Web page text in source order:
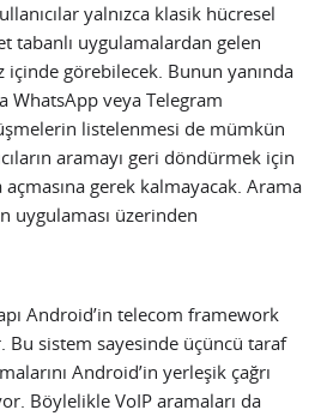
yalnızca klasik hücresel
tabanlı uygulamalardan gelen
içinde görebilecek. Bunun yanında
WhatsApp veya Telegram
listelenmesi de mümkün
aramayı geri döndürmek için
açmasına gerek kalmayacak. Arama
uygulaması üzerinden
Android’in telecom framework
Bu sistem sayesinde üçüncü taraf
Android’in yerleşik çağrı
Böylelikle VoIP aramaları da